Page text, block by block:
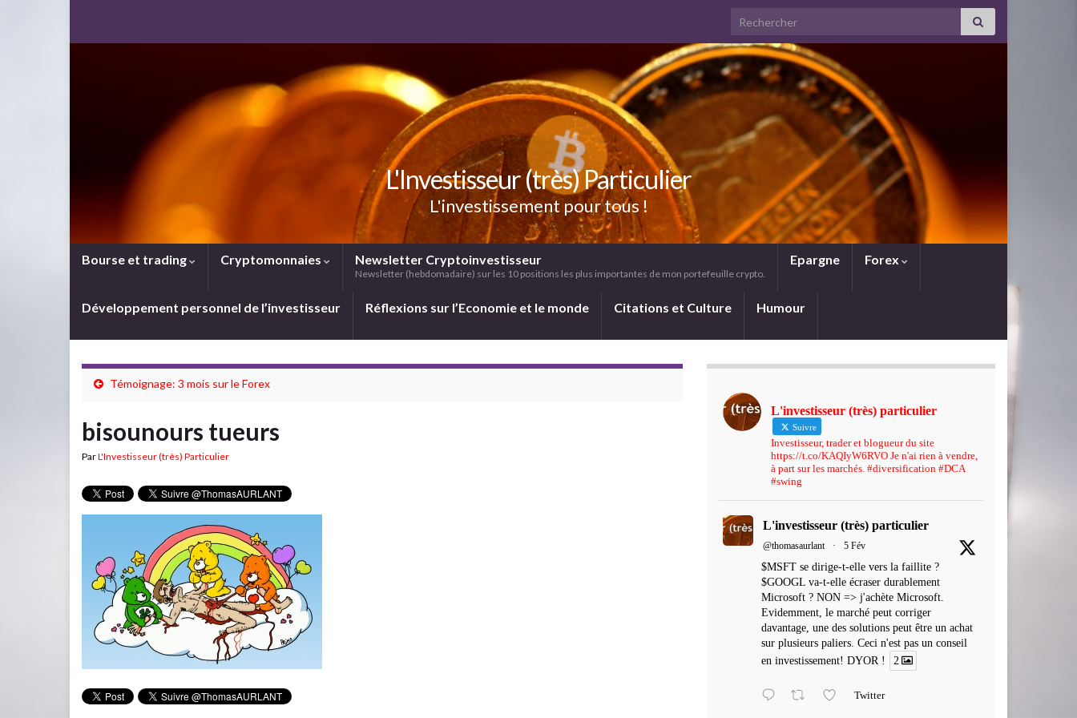
Search for:
L'Investisseur (très) Particulier
L'investissement pour tous !
Bourse et trading Cryptomonnaies Newsletter Cryptoinvestisseur
Newsletter (hebdomadaire) sur les 10 positions les plus importantes de mon portefeuille crypto.
Epargne Forex
Développement personnel de l’investisseur Réflexions sur l’Economie et le monde Citations et Culture Humour
Témoignage: 3 mois sur le Forex
bisounours tueurs
ParL'Investisseur (très) Particulier
L'investisseur (très) particulier
Suivre
Investisseur, trader et blogueur du site
https://t.co/KAQIyW6RVO Je n'ai rien à vendre,
à part sur les marchés. #diversification #DCA
#swing
L'investisseur (très) particulier
@thomasaurlant · 5 Fév
$MSFT se dirige-t-elle vers la faillite ?
$GOOGL va-t-elle écraser durablement
Microsoft ? NON => j'achète Microsoft.
Evidemment, le marché peut corriger
davantage, une des solutions peut être un achat
sur plusieurs paliers. Ceci n'est pas un conseil
en investissement! DYOR !
2
Twitter